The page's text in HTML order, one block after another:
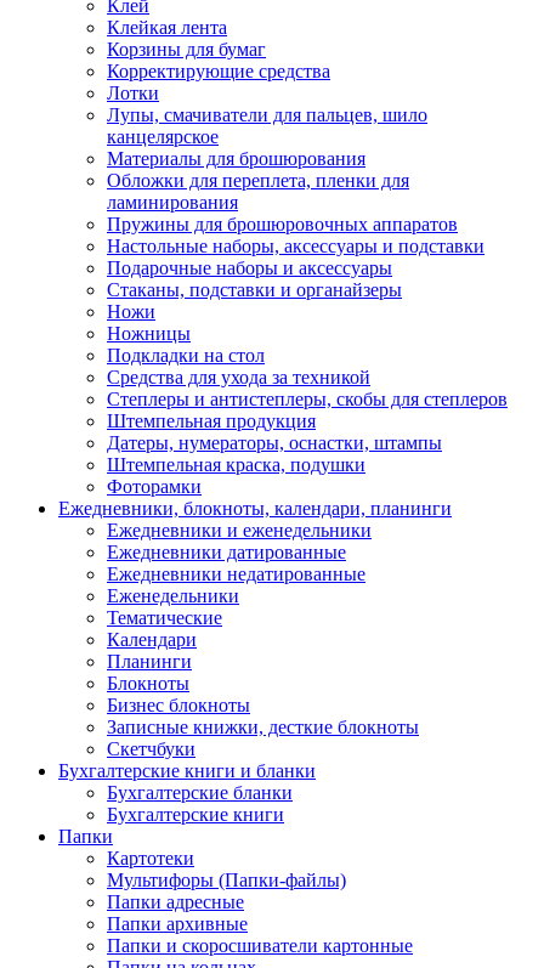
Клей
Клейкая лента
Корзины для бумаг
Корректирующие средства
Лотки
Лупы, смачиватели для пальцев, шило
канцелярское
Материалы для брошюрования
Обложки для переплета, пленки для
ламинирования
Пружины для брошюровочных аппаратов
Настольные наборы, аксессуары и подставки
Подарочные наборы и аксессуары
Стаканы, подставки и органайзеры
Ножи
Ножницы
Подкладки на стол
Средства для ухода за техникой
Степлеры и антистеплеры, скобы для степлеров
Штемпельная продукция
Датеры, нумераторы, оснастки, штампы
Штемпельная краска, подушки
Фоторамки
Ежедневники, блокноты, календари, планинги
Ежедневники и еженедельники
Ежедневники датированные
Ежедневники недатированные
Еженедельники
Тематические
Календари
Планинги
Блокноты
Бизнес блокноты
Записные книжки, десткие блокноты
Скетчбуки
Бухгалтерские книги и бланки
Бухгалтерские бланки
Бухгалтерские книги
Папки
Картотеки
Мультифоры (Папки-файлы)
Папки адресные
Папки архивные
Папки и скоросшиватели картонные